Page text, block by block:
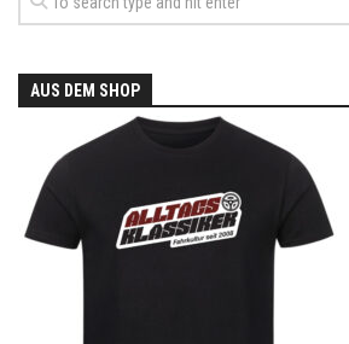
AUS DEM SHOP